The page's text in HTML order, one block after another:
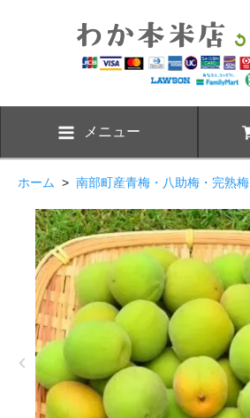
メニュー
ホーム > 南部町産青梅・八助梅・完熟梅